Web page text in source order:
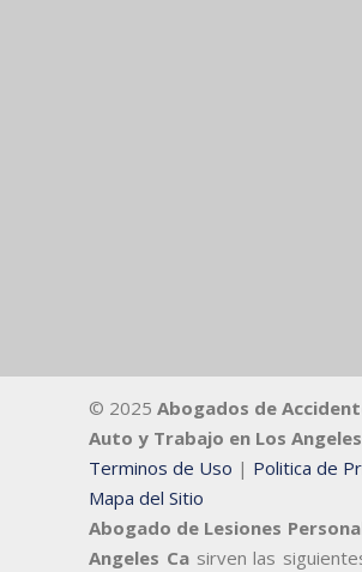
© 2025 Abogados de
Auto y Trabajo en Los
Terminos de Uso | Politica de
Mapa del Sitio
Abogado de Lesiones
Angeles Casirven las